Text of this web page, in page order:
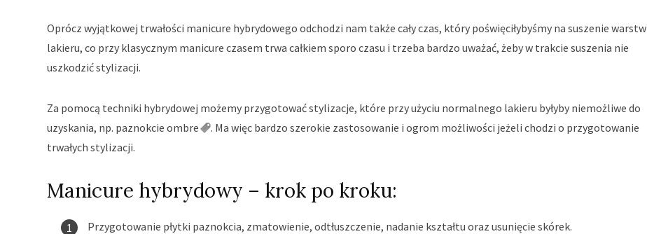
Oprócz wyjątkowej trwałości manicure hybrydowego odchodzi nam także cały czas, który poświęciłybyśmy na suszenie warstw
lakieru, co przy klasycznym manicure czasem trwa całkiem sporo czasu i trzeba bardzo uważać, żeby w trakcie suszenia nie
uszkodzić stylizacji.
Za pomocą techniki hybrydowej możemy przygotować stylizacje, które przy użyciu normalnego lakieru byłyby niemożliwe do
uzyskania, np. paznokcie ombre
. Ma więc bardzo szerokie zastosowanie i ogrom możliwości jeżeli chodzi o przygotowanie
trwałych stylizacji.
Manicure hybrydowy – krok po kroku:
Przygotowanie płytki paznokcia, zmatowienie, odtłuszczenie, nadanie kształtu oraz usunięcie skórek.